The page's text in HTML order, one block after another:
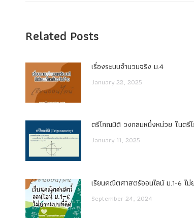
Related Posts
เรื่องระบบจํานวนจริง ม.4
January 22, 2025
ตรีโกณมิติ วงกลมหนึ่งหน่วย ในตรี
January 11, 2025
เรียนคณิตศาสตร์ออนไลน์ ม.1-6 ไม่
September 24, 2024